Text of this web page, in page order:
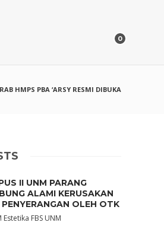
0
HMPS PBA ‘ARSY RESMI DIBUKA
II UNM PARANG
ALAMI KERUSAKAN
PENYERANGAN OLEH OTK
Estetika FBS UNM